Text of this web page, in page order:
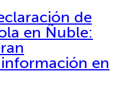
de
en Ñuble:
en